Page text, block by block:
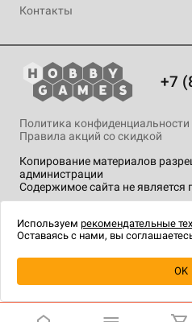
Контакты
+7
Копирование материалов
администрации
Содержимое сайта не является
Политика конфиденциальности
Правила акций со скидкой
технологии.
Используем рекомендательные
Оставаясь с нами, вы
OK